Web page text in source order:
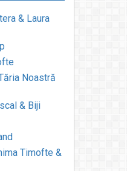
& Laura
Noastră
& Biji
Timofte &